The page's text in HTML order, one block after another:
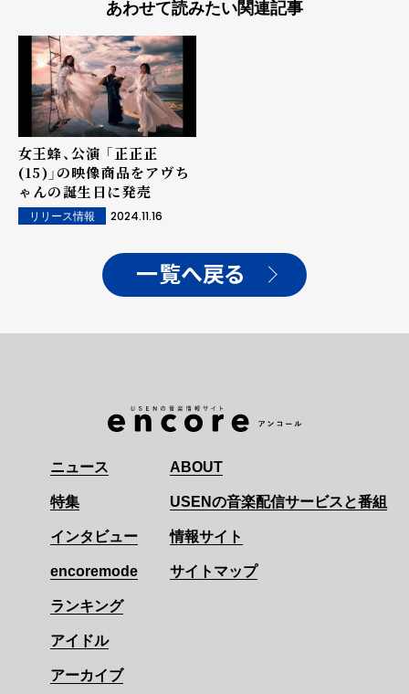
あわせて読みたい関連記事
女王蜂、公演 「正正正
(15)」の映像商品をアヴち
ゃんの誕生日に発売
リリース情報 2024.11.16
一覧へ戻る
ニュース
特集
インタビュー
encoremode
ランキング
アイドル
アーカイブ
ABOUT
USENの音楽配信サービスと番組
情報サイト
サイトマップ